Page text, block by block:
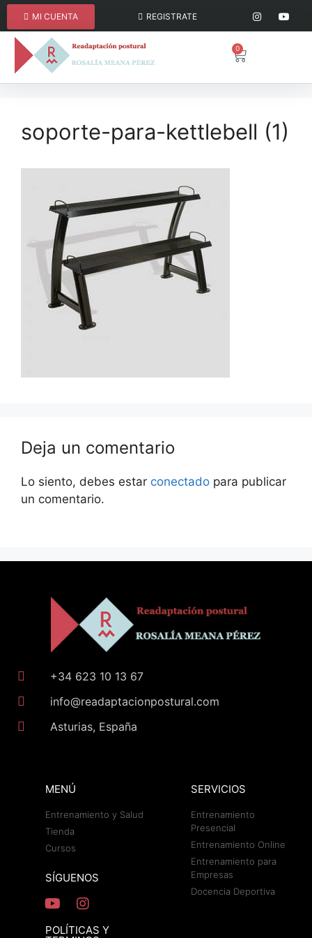
MI CUENTA REGISTRATE
0
soporte-para-kettlebell (1)
Deja un comentario
Lo siento, debes estar conectado para publicar
un comentario.
+34 623 10 13 67
info@readaptacionpostural.com
Asturias, España
MENÚ
Entrenamiento y Salud
Tienda
Cursos
SÍGUENOS
SERVICIOS
Entrenamiento
Presencial
Entrenamiento Online
Entrenamiento para
Empresas
Docencia Deportiva
POLÍTICAS Y